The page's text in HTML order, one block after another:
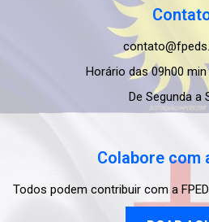
Horário das 09h00
De Segunda a
Colabore com
Todos podem contribuir com a